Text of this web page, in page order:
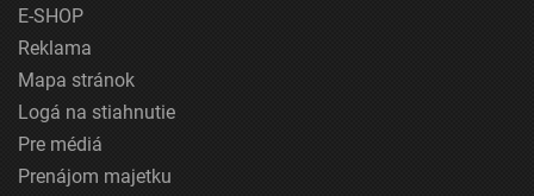
E-SHOP
Reklama
Mapa stránok
Logá na stiahnutie
Pre médiá
Prenájom majetku